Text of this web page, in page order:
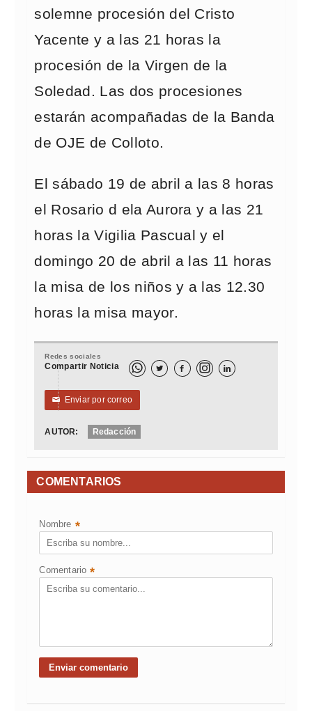
solemne procesión del Cristo
Yacente y a las 21 horas la
procesión de la Virgen de la
Soledad. Las dos procesiones
estarán acompañadas de la Banda
de OJE de Colloto.
El sábado 19 de abril a las 8 horas
el Rosario d ela Aurora y a las 21
horas la Vigilia Pascual y el
domingo 20 de abril a las 11 horas
la misa de los niños y a las 12.30
horas la misa mayor.
Redes sociales
Compartir Noticia   
✉ Enviar por correo
AUTOR: Redacción
COMENTARIOS
Nombre *
Comentario *